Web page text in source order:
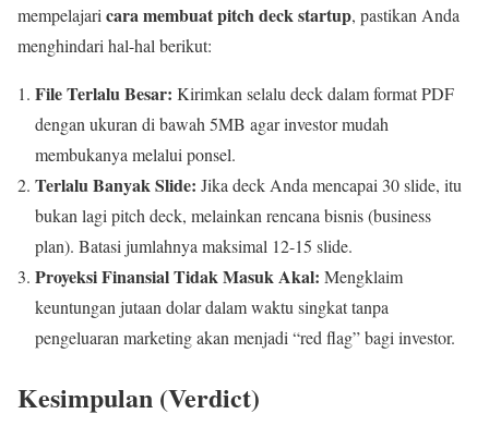
mempelajari cara membuat pitch deck startup, pastikan Anda
menghindari hal-hal berikut:
File Terlalu Besar: Kirimkan selalu deck dalam format PDF
dengan ukuran di bawah 5MB agar investor mudah
membukanya melalui ponsel.
Terlalu Banyak Slide: Jika deck Anda mencapai 30 slide, itu
bukan lagi pitch deck, melainkan rencana bisnis (business
plan). Batasi jumlahnya maksimal 12-15 slide.
Proyeksi Finansial Tidak Masuk Akal: Mengklaim
keuntungan jutaan dolar dalam waktu singkat tanpa
pengeluaran marketing akan menjadi “red flag” bagi investor.
Kesimpulan (Verdict)